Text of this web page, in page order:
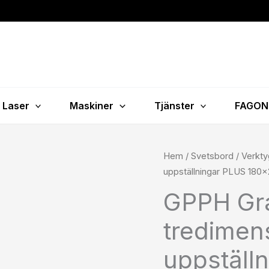
Laser Maskiner Tjänster
Hem / Svetsbord /
uppställningar PLUS
GPPH
GPPH
Gradskiva
tredimensionella
PLUS
fi